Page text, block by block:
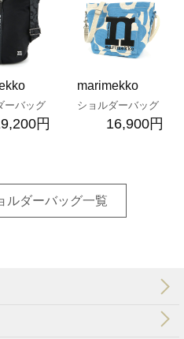
ーバッグ
円
marimekko
ショルダーバッグ
16,900円
ルダーバッグ一覧